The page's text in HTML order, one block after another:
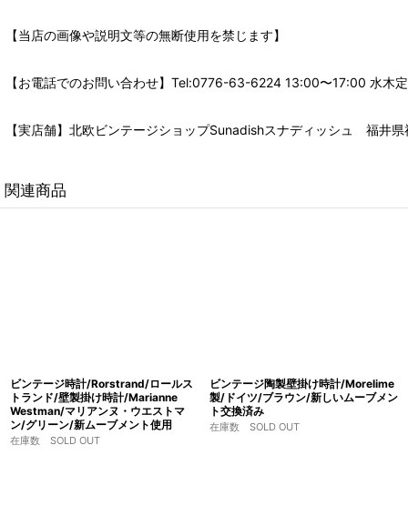
【当店の画像や説明文等の無断使用を禁じます】
【お電話でのお問い合わせ】Tel:0776-63-6224 13:00〜17:00 水木
【実店舗】北欧ビンテージショップSunadishスナディッシュ 福井
関連商品
ビンテージ時計/Rorstrand/ロールス
トランド/壁製掛け時計/Marianne
Westman/マリアンヌ・ウエストマ
ン/グリーン/新ムーブメント使用
在庫数 SOLD OUT
ビンテージ陶製壁掛け時計/Morelime
製/ドイツ/ブラウン/新しいムーブメン
ト交換済み
在庫数 SOLD OUT